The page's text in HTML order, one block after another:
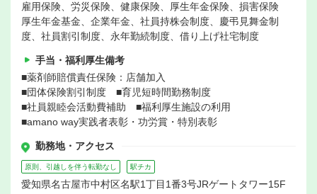
雇用保険、労災保険、健康保険、厚生年金保険、損害保険
厚生年金基金、企業年金、社員持株会制度、慶弔見舞金制
度、社員割引制度、永年勤続制度、借り上げ社宅制度
手当・福利厚生備考
■薬剤師賠償責任保険：店舗加入
■団体保険割引制度 ■育児短時間勤務制度
■社員親睦会活動費補助 ■福利厚生施設の利用
■amano way実践者表彰・功労賞・特別表彰
勤務地・アクセス
原則、引越しを伴う転勤なし 駅チカ
愛知県名古屋市中村区名駅1丁目1番3号JRゲートタワー15F